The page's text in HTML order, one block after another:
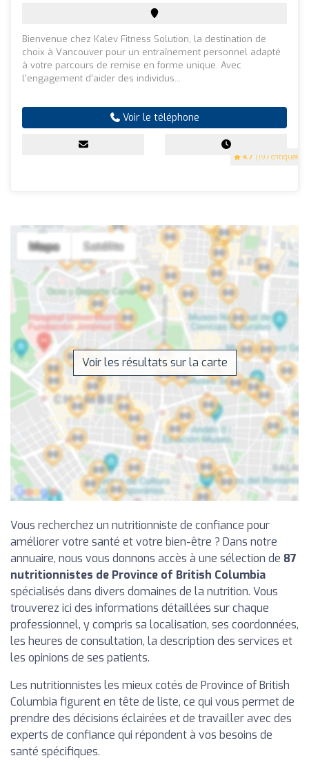
4.7 (197 critiques)
Bienvenue chez Kalev Fitness Solution, la destination de
choix à Vancouver pour un entraînement personnel adapté
à votre parcours de remise en forme unique. Avec
l'engagement d'aider des individus...
Voir le téléphone
Voir les résultats sur la carte
Vous recherchez un nutritionniste de confiance pour
améliorer votre santé et votre bien-être ? Dans notre
annuaire, nous vous donnons accès à une sélection de 87
nutritionnistes de Province of British Columbia
spécialisés dans divers domaines de la nutrition. Vous
trouverez ici des informations détaillées sur chaque
professionnel, y compris sa localisation, ses coordonnées,
les heures de consultation, la description des services et
les opinions de ses patients.
Les nutritionnistes les mieux cotés de Province of British
Columbia figurent en tête de liste, ce qui vous permet de
prendre des décisions éclairées et de travailler avec des
experts de confiance qui répondent à vos besoins de
santé spécifiques.